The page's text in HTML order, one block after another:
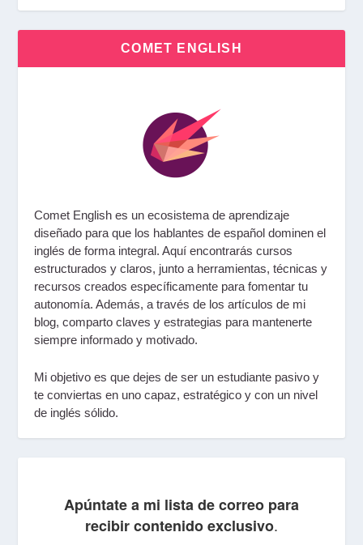
COMET ENGLISH
Comet English es un ecosistema de aprendizaje
diseñado para que los hablantes de español dominen el
inglés de forma integral. Aquí encontraráscursos
estructurados y claros, junto a herramientas, técnicas y
recursos creados específicamente para fomentar tu
autonomía. Además, a través de los artículos de mi
blog, comparto claves y estrategias para mantenerte
siempre informado y motivado.
Mi objetivo es que dejes de ser un estudiante pasivo y
te conviertas en unocapaz, estratégico y con un nivel
de inglés sólido.